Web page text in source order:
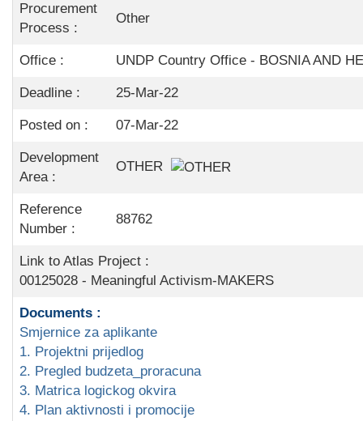
Izvještaj o radu načelnika
SKUPŠTINA
Statut Opštine
Skupštinsko vijeće opštine jezero
Sastav Skupštine
Aktivnosti
Javni pozivi
Obavještenja
Procurement
Process :
Other
Office : UNDP Country Office - BOSNIA AND
Deadline : 25-Mar-22
Posted on : 07-Mar-22
Development
Area :
OTHER
Reference
Number :
88762
Link to Atlas Project :
00125028 - Meaningful Activism-MAKERS
Documents :
Smjernice za aplikante
1. Projektni prijedlog
2. Pregled budzeta_proracuna
3. Matrica logickog okvira
4. Plan aktivnosti i promocije